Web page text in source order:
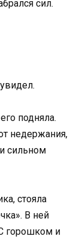
сил.
подняла.
недержания,
сильном
стояла
В ней
горошком и